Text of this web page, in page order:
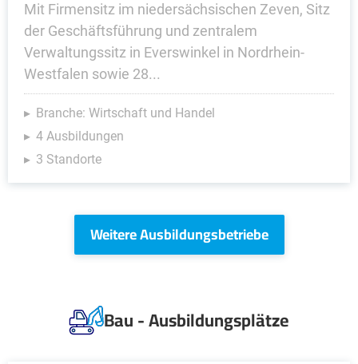
Mit Firmensitz im niedersächsischen Zeven, Sitz
der Geschäftsführung und zentralem
Verwaltungssitz in Everswinkel in Nordrhein-
Westfalen sowie 28...
Branche: Wirtschaft und Handel
4 Ausbildungen
3 Standorte
Weitere Ausbildungsbetriebe
Bau - Ausbildungsplätze